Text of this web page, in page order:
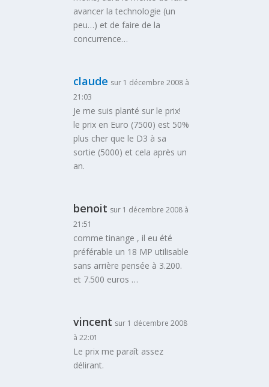
avancer la technologie (un
peu…) et de faire de la
concurrence…
claude sur 1 décembre 2008 à
21:03
Je me suis planté sur le prix!
le prix en Euro (7500) est 50%
plus cher que le D3 à sa
sortie (5000) et cela après un
an.
benoit sur 1 décembre 2008 à
21:51
comme tinange , il eu été
préférable un 18 MP utilisable
sans arrière pensée à 3.200.
et 7.500 euros …
vincent sur 1 décembre 2008
à 22:01
Le prix me paraît assez
délirant.